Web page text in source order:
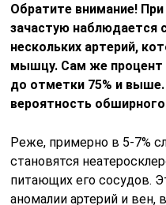
Обратите внимание!
зачастую наблюдается
нескольких артерий,
мышцу. Сам же процент
до отметки 75% и выше.
вероятность
Реже, примерно в 5-7%
становятся
питающих его сосудов.
аномалии артерий и